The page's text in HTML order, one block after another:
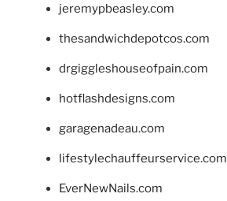
jeremypbeasley.com
thesandwichdepotcos.com
drgiggleshouseofpain.com
hotflashdesigns.com
garagenadeau.com
lifestylechauffeurservice.com
EverNewNails.com